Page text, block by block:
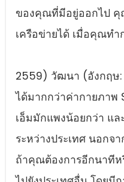
ของคุณที่มีอยู่ออกไป คุ
เครือข่ายได้ เมื่อคุณทํ
2559) วัฒนา (อังกฤษ
ได้มากกว่าค่ากายภาพ
เอ็มมักแพงน้อยกว่า แล
ระหว่างประเทศ นอกจ
ถ้าคุณต้องการอีกนาทีห